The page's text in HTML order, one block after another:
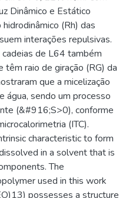
Dinâmico e Estático
(Rh) das
interações repulsivas.
de L64 também
têm raio de giração (RG) da
que a micelização
água, sendo um processo
(&#916;S>0), conforme
(ITC).
characteristic to form
in a solvent that is
The
used in this work
possesses a structure